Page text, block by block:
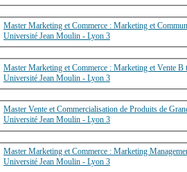
Master Marketing et Commerce : Marketing et
Université Jean Moulin - Lyon 3
Master Marketing et Commerce : Marketing et Vente B
Université Jean Moulin - Lyon 3
Master Vente et Commercialisation de Produits de
Université Jean Moulin - Lyon 3
Master Marketing et Commerce : Marketing
Université Jean Moulin - Lyon 3